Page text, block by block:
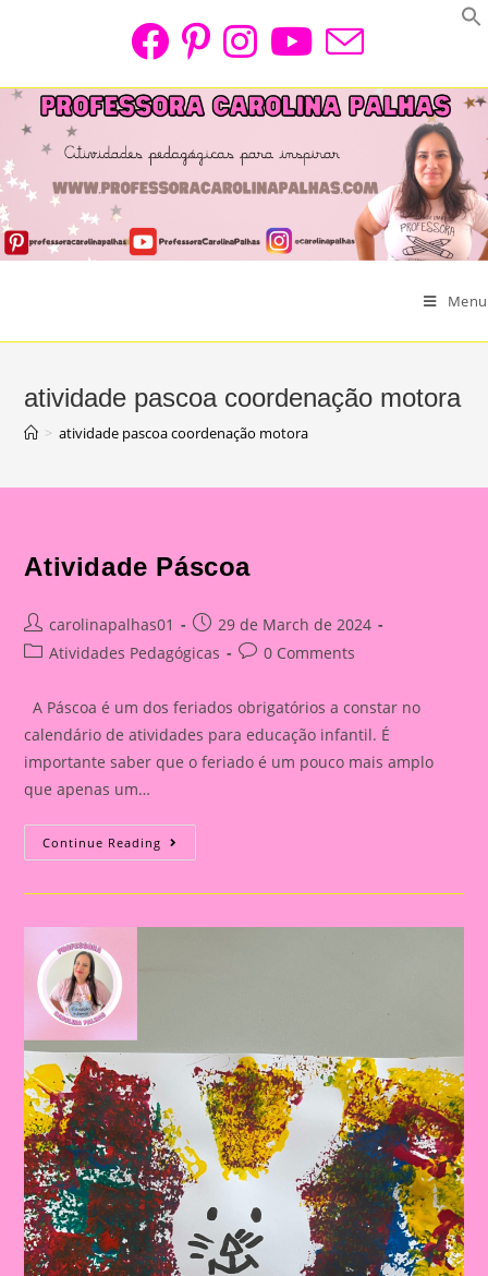
Menu
atividade pascoa coordenação motora
> atividade pascoa coordenação motora
Atividade Páscoa
Post
author:
carolinapalhas01
Post
published:
29 de March de 2024
PostAtividades Pedagógicas
Post0 Comments
A Páscoa é um dos feriados obrigatórios a constar no
calendário de atividades para educação infantil. É
importante saber que o feriado é um pouco mais amplo
que apenas um…
Continue Reading Atividade
Páscoa